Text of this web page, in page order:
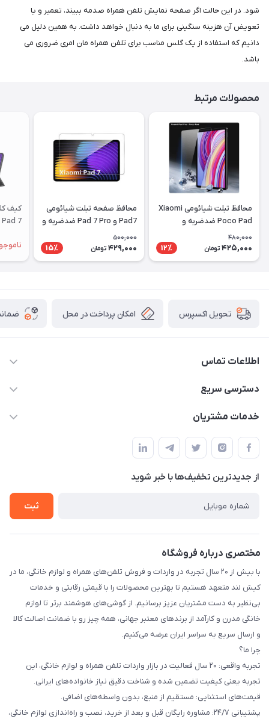
شود. در این حالت اگر صفحه نمایش تلفن همراه صدمه ببیند، تعمیر و یا
تعویض آن هزینه سنگینی برای ما به دنبال خواهد داشت. به همین دلیل می
دانیم که استفاده از یک گلس مناسب برای تلفن همراه مان امری ضروری می
باشد.
محصولات مرتبط
محافظ تبلت شیائومی Xiaomi
Poco Pad ضدضربه و
ضدخش
480,000
425,000 تومان 12٪
محافظ صفحه تبلت شیائومی
Pad7 و Pad 7 Pro ضدضربه و
ضدخش
500,000
429,000 تومان 15٪
کیف
Pad 7 و Pad 7 Pro با جای قلم
تحویل اکسپرس امکان پرداخت در محل
اطلاعات تماس
02191090994 - 09122805149
دسترسی سریع
حساب کاربری
لیست محصولات
درباره ما
خدمات مشتریان
قوانین و مقررات
حریم خصوصی
راهنما
از جدید‌ترین تخفیف‌ها با‌ خبر شوید
ثبت
مختصری درباره فروشگاه
با بیش از ۲۰ سال تجربه در واردات و فروش تلفن‌های همراه و لوازم خانگی، ما در
کیش لند متعهد هستیم تا بهترین محصولات را با قیمتی رقابتی و خدمات
بی‌نظیر به دست مشتریان عزیز برسانیم. از گوشی‌های هوشمند برتر تا لوازم
خانگی مدرن و کارآمد از برندهای معتبر جهانی، همه چیز رو با ضمانت اصالت کالا
و ارسال سریع به سراسر ایران عرضه می‌کنیم.
چرا ما؟
تجربه واقعی: ۲۰ سال فعالیت در بازار واردات تلفن همراه و لوازم خانگی، این
تجربه یعنی کیفیت تضمین شده و شناخت دقیق نیاز خانواده‌های ایرانی.
قیمت‌های استثنایی: مستقیم از منبع، بدون واسطه‌های اضافی.
پشتیبانی ۲۴/۷: مشاوره رایگان قبل و بعد از خرید، نصب و راه‌اندازی لوازم خانگی،